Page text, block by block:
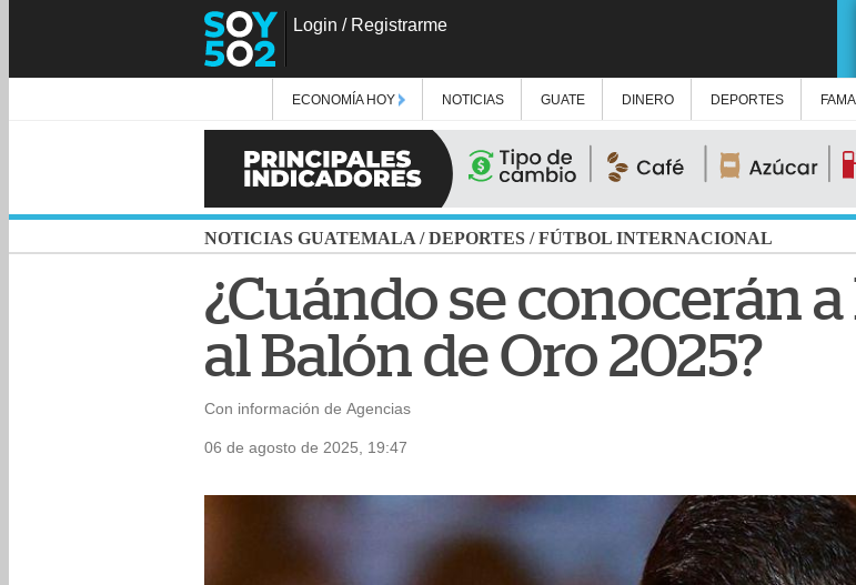
Login / Registrarme
ECONOMÍA HOY NOTICIAS GUATE DINERO DEPORTES FAMA
NOTICIAS GUATEMALA /DEPORTES /FÚTBOL INTERNACIONAL
¿Cuándo se conocerán
al Balón de Oro 2025?
Con información de Agencias
06 de agosto de 2025, 19:47